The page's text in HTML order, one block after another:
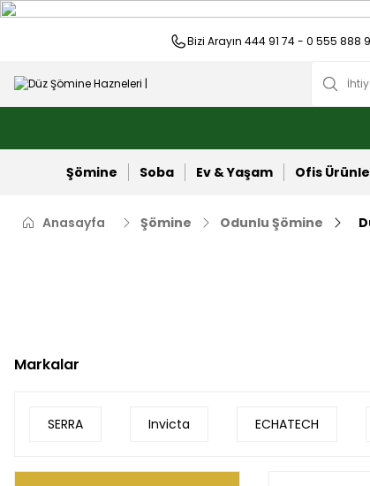
Bizi Arayın 444 91 74 - 0 555 888
Şömine Soba Ev & Yaşam Ofis
Anasayfa Şömine Odunlu Şömine
Markalar
SERRA Invicta ECHATECH